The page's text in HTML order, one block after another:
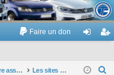
Touran
Faire un don
ne nr
Notre association Les sites et activités des Adhérents de l'association TouranPassion